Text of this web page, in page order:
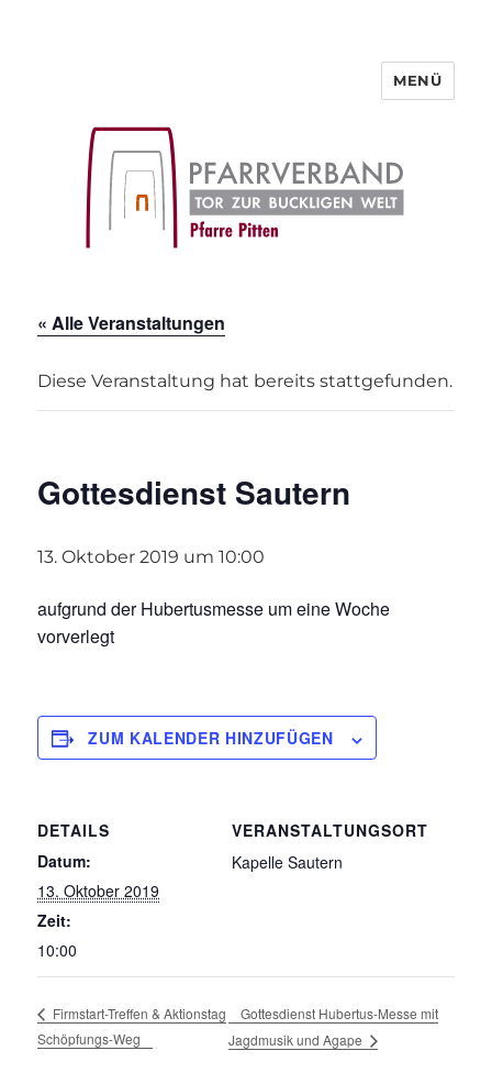
MENÜ
« Alle Veranstaltungen
Diese Veranstaltung hat bereits stattgefunden.
Gottesdienst Sautern
13. Oktober 2019 um 10:00
aufgrund der Hubertusmesse um eine Woche
vorverlegt
ZUM KALENDER HINZUFÜGEN
DETAILS
Datum:
13. Oktober 2019
Zeit:
10:00
VERANSTALTUNGSORT
Kapelle Sautern
Firmstart-Treffen & Aktionstag
Schöpfungs-Weg
Gottesdienst Hubertus-Messe mit
Jagdmusik und Agape